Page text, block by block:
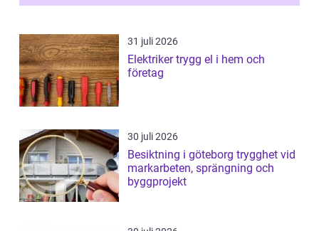
31 juli 2026
Elektriker trygg el i hem och
företag
30 juli 2026
Besiktning i göteborg trygghet vid
markarbeten, sprängning och
byggprojekt